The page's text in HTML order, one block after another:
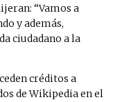
“Vamos a
y además,
ciudadano a la
créditos a
de Wikipedia en el